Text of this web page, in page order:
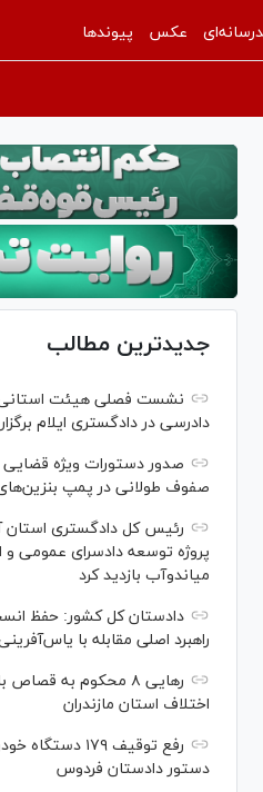
عکس پیوندها
جدیدترین مطالب
نشست فصلی هیئت
دادرسی در دادگستری ایلام
صدور دستورات ویژه
صفوف طولانی در پمپ
رئیس کل دادگستری استان
پروژه توسعه دادسرای عمومی و
میاندوآب بازدید کرد
دادستان کل کشور: حفظ
راهبرد اصلی مقابله با
رهایی ۸ محکوم به
اختلاف استان مازندران
رفع توقیف ۱۷۹
دستور دادستان فردوس